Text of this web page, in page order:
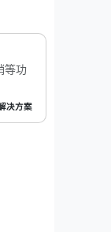
等功
决方案